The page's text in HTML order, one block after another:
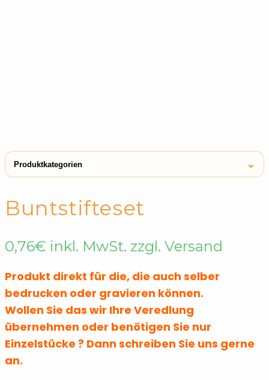
Produktkategorien ⌄
BuntstifteKreiden & Buntstifte
BuntstifteSpielzeuge zum Ausmalen
Buntstifteset
0,76€ inkl. MwSt. zzgl. Versand
Produkt direkt für die, die auch selber
bedrucken oder gravieren können.
Wollen Sie das wir Ihre Veredlung
übernehmen oder benötigen Sie nur
Einzelstücke ? Dann schreiben Sie uns gerne
an.